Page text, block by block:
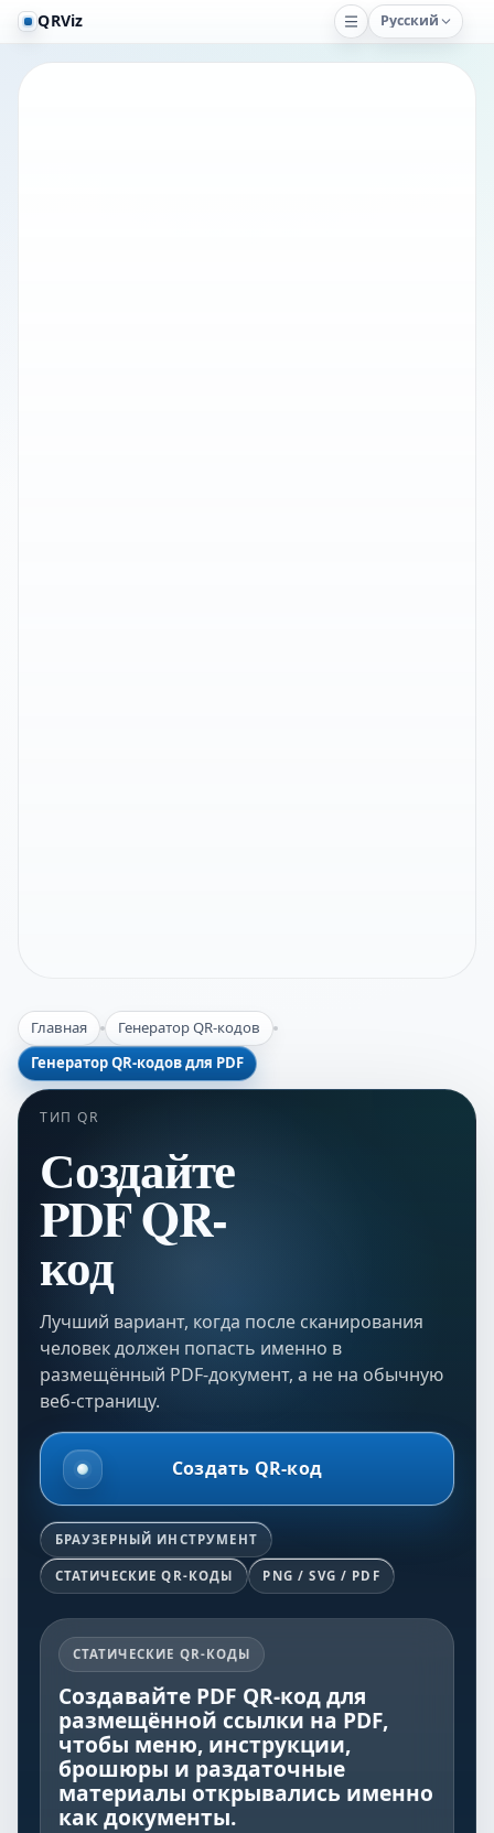
QRViz Русский
Главная
Генератор QR-кодов
Генератор QR-кодов для PDF
ТИП QR
Создайте
PDF QR-
код
Лучший вариант, когда после сканирования
человек должен попасть именно в
размещённый PDF-документ, а не на обычную
веб-страницу.
Создать QR-код
БРАУЗЕРНЫЙ ИНСТРУМЕНТ
СТАТИЧЕСКИЕ QR-КОДЫ PNG / SVG / PDF
СТАТИЧЕСКИЕ QR-КОДЫ
Создавайте PDF QR-код для
размещённой ссылки на PDF,
чтобы меню, инструкции,
брошюры и раздаточные
материалы открывались именно
как документы.